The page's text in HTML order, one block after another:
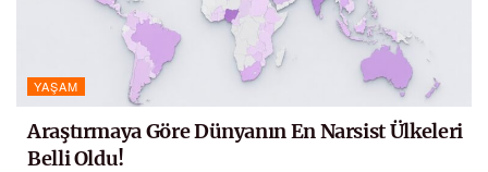
YAŞAM
Araştırmaya Göre Dünyanın En Narsist Ülkeleri
Belli Oldu!